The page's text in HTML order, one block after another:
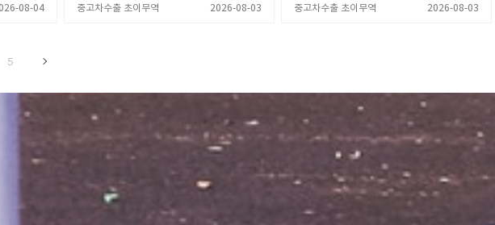
08-04
중고차수출 초이무역
2026-08-03
중고차수출 초이무역
2026-08-03
5